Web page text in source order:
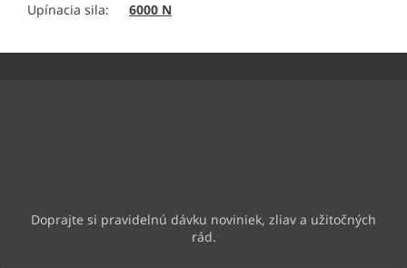
Upínacia sila: 6000 N